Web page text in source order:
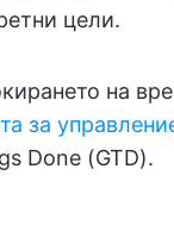
цели.
на
за
Done (GTD).